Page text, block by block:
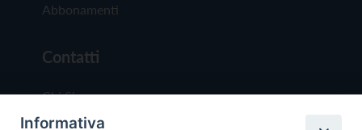
Abbonamenti
Contatti
Chi Siamo
Redazione
Informativa